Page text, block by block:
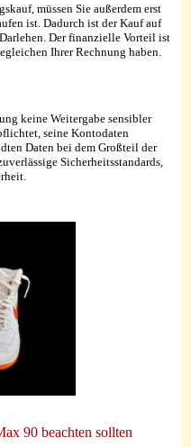
müssen Sie außerdem erst
ist. Dadurch ist der Kauf auf
Der finanzielle Vorteil ist
Ihrer Rechnung haben.
keine Weitergabe sensibler
seine Kontodaten
Daten bei dem Großteil der
Sicherheitsstandards,
90 beachten sollten